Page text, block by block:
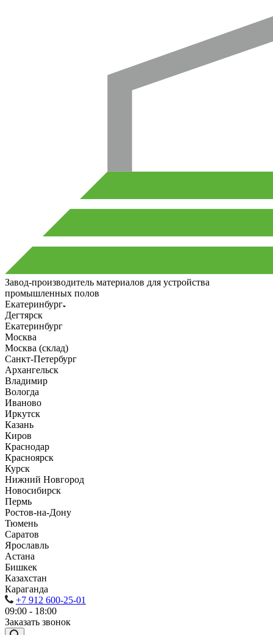
Завод-производитель материалов для устройства
промышленных полов
Екатеринбург
Дегтярск
Екатеринбург
Москва
Москва (склад)
Санкт-Петербург
Архангельск
Владимир
Вологда
Иваново
Иркутск
Казань
Киров
Краснодар
Красноярск
Курск
Нижний Новгород
Новосибирск
Пермь
Ростов-на-Дону
Тюмень
Саратов
Ярославль
Астана
Бишкек
Казахстан
Караганда
+7 912 600-25-01
09:00 - 18:00
Заказать звонок